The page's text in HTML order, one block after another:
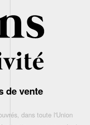
de vente
dans toute l'Union